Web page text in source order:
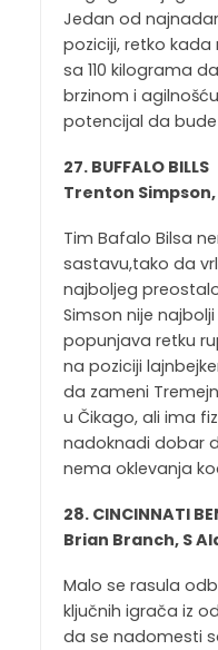
Jedan od
poziciji, retko
sa 110 kilograma
brzinom i
potencijal da bude
27. BUFFALO BILLS
Trenton Simpson,
Tim Bafalo Bilsa
sastavu,tako da
najboljeg
Simson nije
popunjava retku
na poziciji
da zameni
u Čikago, ali ima
nadoknadi dobar
nema oklevanja
28. CINCINNATI
Brian Branch, S
Malo se rasula
ključnih igrača iz
da se nadomesti